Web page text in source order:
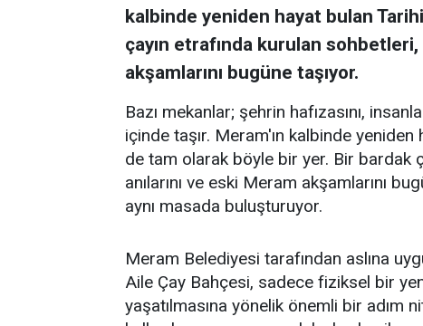
kalbinde yeniden hayat bulan
çayın etrafında kurulan
akşamlarını bugüne taşıyor.
Bazı mekanlar; şehrin hafızasını,
içinde taşır. Meram'ın kalbinde
de tam olarak böyle bir yer. Bir bardak
anılarını ve eski Meram akşamlarını
aynı masada buluşturuyor.
Meram Belediyesi tarafından aslına
Aile Çay Bahçesi, sadece fiziksel bir
yaşatılmasına yönelik önemli bir adım